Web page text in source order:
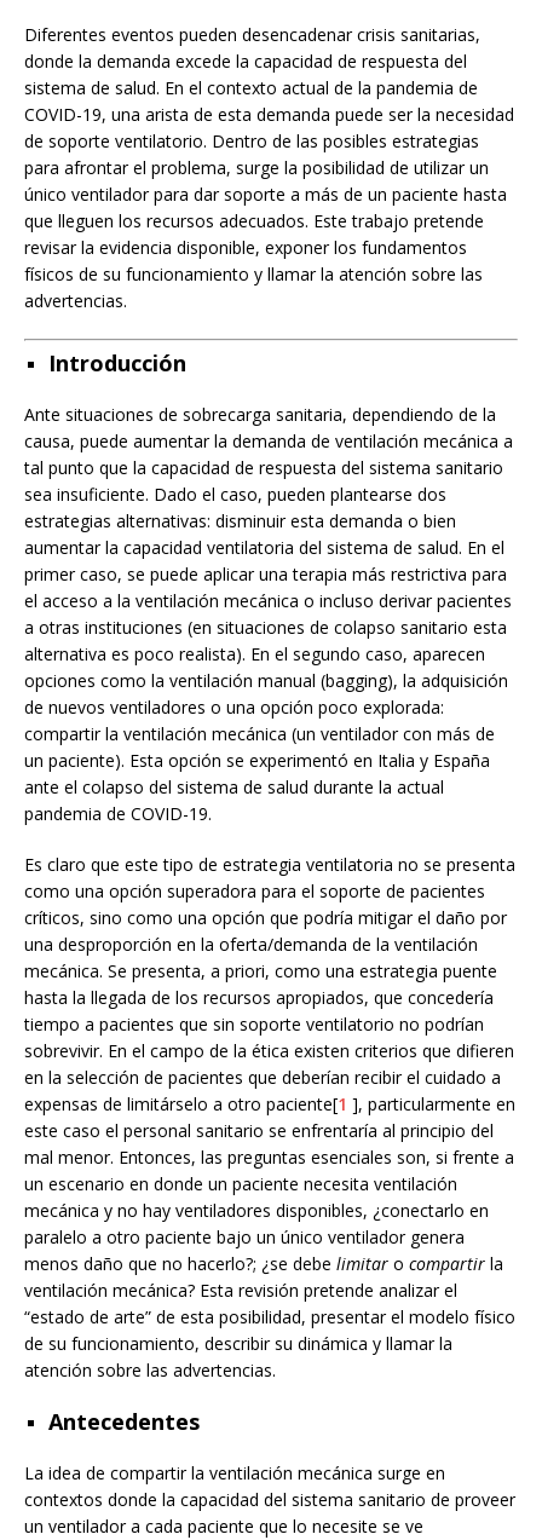
Diferentes eventos pueden desencadenar crisis sanitarias,
donde la demanda excede la capacidad de respuesta del
sistema de salud. En el contexto actual de la pandemia de
COVID-19, una arista de esta demanda puede ser la necesidad
de soporte ventilatorio. Dentro de las posibles estrategias
para afrontar el problema, surge la posibilidad de utilizar un
único ventilador para dar soporte a más de un paciente hasta
que lleguen los recursos adecuados. Este trabajo pretende
revisar la evidencia disponible, exponer los fundamentos
físicos de su funcionamiento y llamar la atención sobre las
advertencias.
Introducción
Ante situaciones de sobrecarga sanitaria, dependiendo de la
causa, puede aumentar la demanda de ventilación mecánica a
tal punto que la capacidad de respuesta del sistema sanitario
sea insuficiente. Dado el caso, pueden plantearse dos
estrategias alternativas: disminuir esta demanda o bien
aumentar la capacidad ventilatoria del sistema de salud. En el
primer caso, se puede aplicar una terapia más restrictiva para
el acceso a la ventilación mecánica o incluso derivar pacientes
a otras instituciones (en situaciones de colapso sanitario esta
alternativa es poco realista). En el segundo caso, aparecen
opciones como la ventilación manual (bagging), la adquisición
de nuevos ventiladores o una opción poco explorada:
compartir la ventilación mecánica (un ventilador con más de
un paciente). Esta opción se experimentó en Italia y España
ante el colapso del sistema de salud durante la actual
pandemia de COVID-19.
Es claro que este tipo de estrategia ventilatoria no se presenta
como una opción superadora para el soporte de pacientes
críticos, sino como una opción que podría mitigar el daño por
una desproporción en la oferta/demanda de la ventilación
mecánica. Se presenta, a priori, como una estrategia puente
hasta la llegada de los recursos apropiados, que concedería
tiempo a pacientes que sin soporte ventilatorio no podrían
sobrevivir. En el campo de la ética existen criterios que difieren
en la selección de pacientes que deberían recibir el cuidado a
expensas de limitárselo a otro paciente[1 ], particularmente en
este caso el personal sanitario se enfrentaría al principio del
mal menor. Entonces, las preguntas esenciales son, si frente a
un escenario en donde un paciente necesita ventilación
mecánica y no hay ventiladores disponibles, ¿conectarlo en
paralelo a otro paciente bajo un único ventilador genera
menos daño que no hacerlo?; ¿se debe limitar o compartir la
ventilación mecánica? Esta revisión pretende analizar el
“estado de arte” de esta posibilidad, presentar el modelo físico
de su funcionamiento, describir su dinámica y llamar la
atención sobre las advertencias.
Antecedentes
La idea de compartir la ventilación mecánica surge en
contextos donde la capacidad del sistema sanitario de proveer
un ventilador a cada paciente que lo necesite se ve